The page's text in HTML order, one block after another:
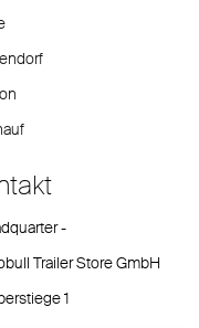
-
Trailer Store GmbH
1